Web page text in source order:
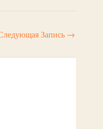
Запись →